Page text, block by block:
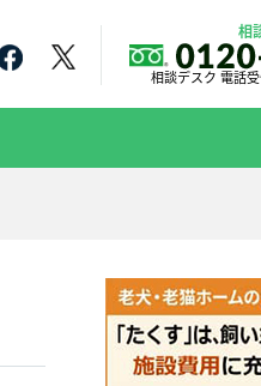
相
相談デスク 電話